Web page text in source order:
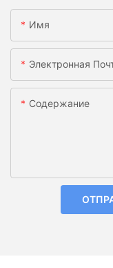
Имя
Электронная
Содержание